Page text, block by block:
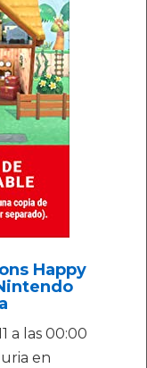
Happy
a las 00:00
en